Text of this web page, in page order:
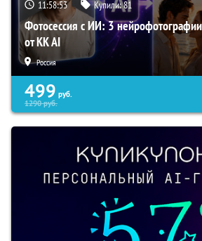
11:58:52 Купили:81
Фотосессия с ИИ: 3
от KK AI
Россия
499 руб.
1290руб.